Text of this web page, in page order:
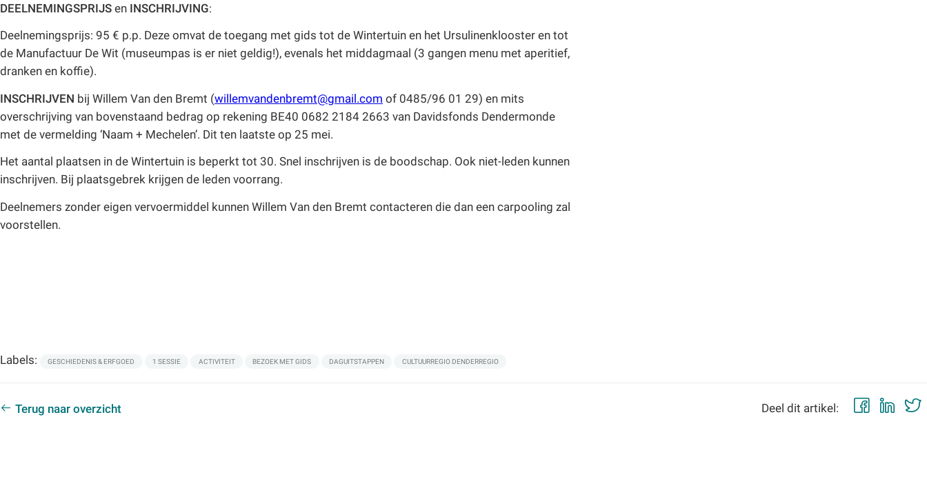
DEELNEMINGSPRIJS en INSCHRIJVING:
Deelnemingsprijs: 95 € p.p. Deze omvat de toegang met gids tot de Wintertuin en het Ursulinenklooster en tot
de Manufactuur De Wit (museumpas is er niet geldig!), evenals het middagmaal (3 gangen menu met aperitief,
dranken en koffie).
INSCHRIJVEN bij Willem Van den Bremt (willemvandenbremt@gmail.com of 0485/96 01 29) en mits
overschrijving van bovenstaand bedrag op rekening BE40 0682 2184 2663 van Davidsfonds Dendermonde
met de vermelding ‘Naam + Mechelen’. Dit ten laatste op 25 mei.
Het aantal plaatsen in de Wintertuin is beperkt tot 30. Snel inschrijven is de boodschap. Ook niet-leden kunnen
inschrijven. Bij plaatsgebrek krijgen de leden voorrang.
Deelnemers zonder eigen vervoermiddel kunnen Willem Van den Bremt contacteren die dan een carpooling zal
voorstellen.
Labels: GESCHIEDENIS & ERFGOED 1 SESSIE ACTIVITEIT BEZOEK MET GIDS DAGUITSTAPPEN CULTUURREGIO DENDERREGIO
Terug naar overzicht Deel dit artikel: